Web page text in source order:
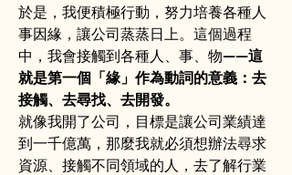
於是，我便積極行動，努力培養各種人
事因緣，讓公司蒸蒸日上。這個過程
中，我會接觸到各種人、事、物——這
就是第一個「緣」作為動詞的意義：去
接觸、去尋找、去開發。
就像我開了公司，目標是讓公司業績達
到一千億萬，那麼我就必須想辦法尋求
資源、接觸不同領域的人，去了解行業